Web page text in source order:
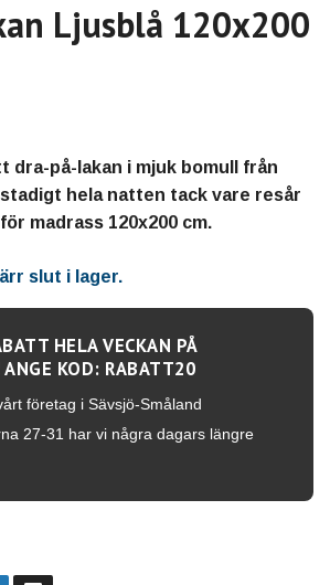
Ljusblå 120x200
dra-på-lakan i mjuk bomull från
hela natten tack vare resår
madrass 120x200 cm.
slut i lager.
HELA VECKAN PÅ
ANGE KOD: RABATT20
företag i Sävsjö-Småland
27-31 har vi några dagars längre